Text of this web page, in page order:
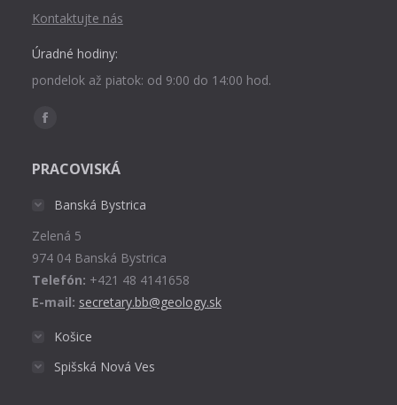
Kontaktujte nás
Úradné hodiny:
pondelok až piatok: od 9:00 do 14:00 hod.
Find us on:
Facebook
opens
window
PRACOVISKÁ
Banská Bystrica
Zelená 5
974 04 Banská Bystrica
Telefón: +421 48 4141658
E-mail: secretary.bb@geology.sk
Košice
Spišská Nová Ves